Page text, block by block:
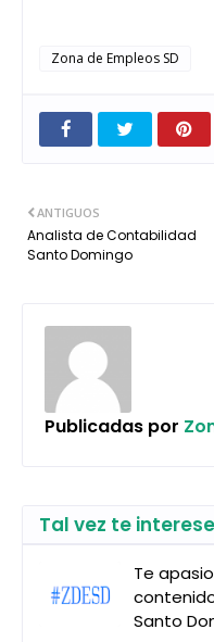
Zona de Empleos SD
ANTIGUOS
Analista de Contabilidad
Santo Domingo
Publicadas por
Tal vez te
Te
Santo